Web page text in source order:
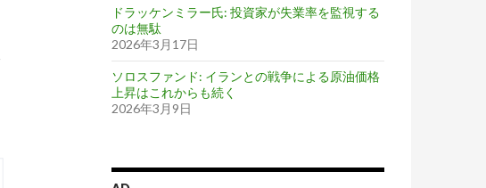
ドラッケンミラー氏: 投資家が失業率を監視する
のは無駄
2026年3月17日
ソロスファンド: イランとの戦争による原油価格
上昇はこれからも続く
2026年3月9日